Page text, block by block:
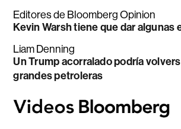
Editores de Bloomberg Opinion
Kevin Warsh tiene que dar algunas
Liam Denning
Un Trump acorralado podría
grandes petroleras